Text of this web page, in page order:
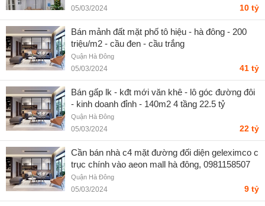
05/03/2024 10 tỷ
Bán mảnh đất mặt phố tô hiệu - hà đông - 200
triệu/m2 - cầu đen - cầu trắng
Quận Hà Đông
05/03/2024 41 tỷ
Bán gấp lk - kđt mới văn khê - lô góc đường đôi
- kinh doanh đỉnh - 140m2 4 tầng 22.5 tỷ
Quận Hà Đông
05/03/2024 22 tỷ
Cần bán nhà c4 mặt đường đối diện geleximco c
trục chính vào aeon mall hà đông, 0981158507
Quận Hà Đông
05/03/2024 9 tỷ